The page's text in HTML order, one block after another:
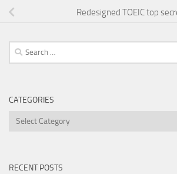
Redesigned TOEIC top
Search
for:
CATEGORIES
Categories
RECENT POSTS